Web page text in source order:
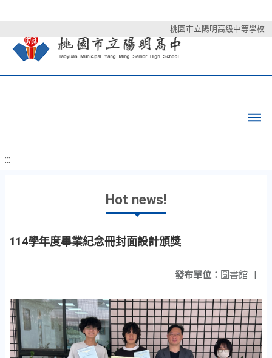
桃園市立陽明高級中等學校
:::
Hot news!
114學年度畢業紀念冊封面設計頒獎
發布單位： 圖書館 |